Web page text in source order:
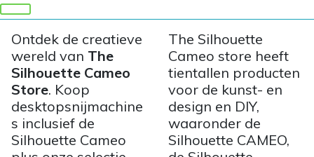
Ontdek de creatieve
wereld van The
Silhouette Cameo
Store. Koop
desktopsnijmachine
s inclusief de
Silhouette Cameo
The Silhouette
Cameo store heeft
tientallen producten
voor de kunst- en
design en DIY,
waaronder de
Silhouette CAMEO,